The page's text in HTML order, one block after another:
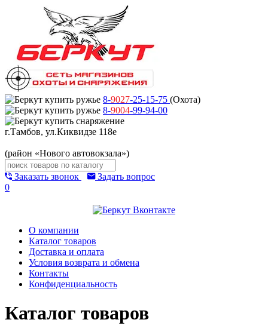
8-9027-25-15-75 (Охота)
8-9004-99-94-00
г.Тамбов, ул.Киквидзе 118е
(район «Нового автовокзала»)
Заказать звонок
Задать вопрос
0
О компании
Каталог товаров
Доставка и оплата
Условия возврата и обмена
Контакты
Конфиденциальность
Каталог товаров